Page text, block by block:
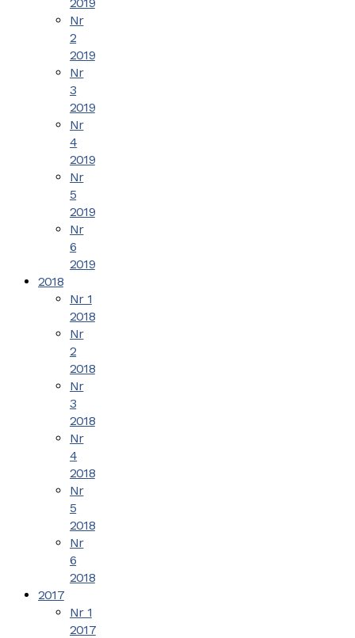
Nr
2
2019
Nr
3
2019
Nr
4
2019
Nr
5
2019
Nr
6
2019
2018
Nr 1
2018
Nr
2
2018
Nr
3
2018
Nr
4
2018
Nr
5
2018
Nr
6
2018
2017
Nr 1
2017